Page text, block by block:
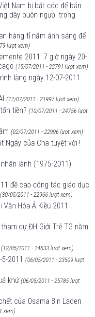
Nam bị bắt cóc để bán
dây buôn người trong
hàng tỉ năm ánh sáng để
lượt xem)
2011: 7 giờ ngày 20-
(15/07/2011 - 22791 lượt xem)
làng ngày 12-07-2011
(12/07/2011 - 21997 lượt xem)
tiền? (10/07/2011 - 24756 lượt
(02/07/2011 - 22996 lượt xem)
Ngày của Cha tuyệt vời !
lành (1975-2011)
đề cao công tác giáo dục
(30/05/2011 - 22966 lượt xem)
Hóa Á Kiều 2011
dự ĐH Giới Trẻ TG năm
(12/05/2011 - 24633 lượt xem)
2011 (06/05/2011 - 23509 lượt
khứ (06/05/2011 - 25785 lượt
của Osama Bin Laden
xem)